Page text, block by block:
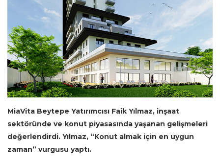
MiaVita Beytepe Yatırımcısı Faik Yılmaz, inşaat
sektöründe ve konut piyasasında yaşanan gelişmeleri
değerlendirdi. Yılmaz, “Konut almak için en uygun
zaman” vurgusu yaptı.